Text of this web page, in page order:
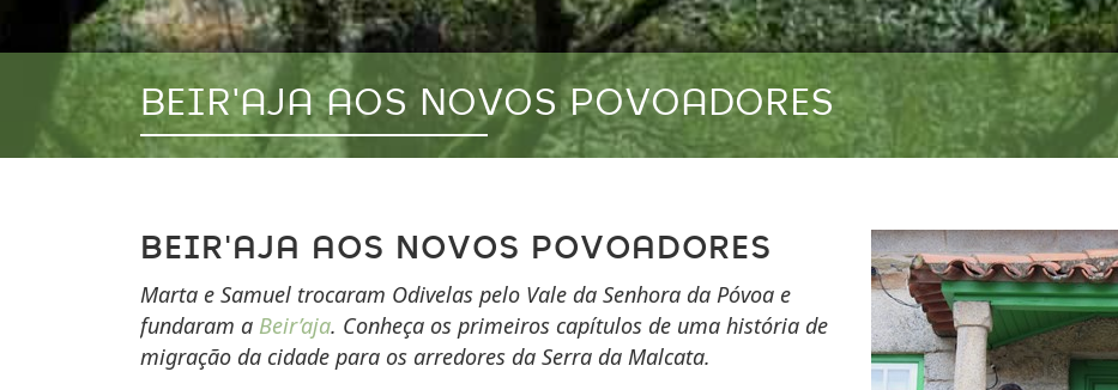
BEIR'AJA AOS NOVOS POVOADORES
BEIR'AJA AOS NOVOS POVOADORES
Marta e Samuel trocaram Odivelas pelo Vale da Senhora da Póvoa e
fundaram a Beir’aja. Conheça os primeiros capítulos de uma história de
migração da cidade para os arredores da Serra da Malcata.